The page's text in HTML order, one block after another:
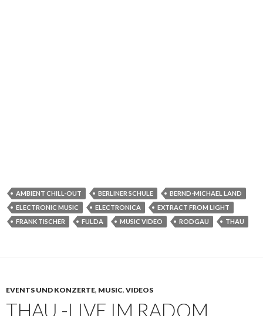
AMBIENT CHILL-OUT BERLINER SCHULE
BERND-MICHAEL LAND
ELECTRONIC MUSIC
ELECTRONICA
EXTRACT FROM LIGHT
FRANK TISCHER
FULDA MUSIC VIDEO RODGAU THAU
EVENTS UND KONZERTE, MUSIC, VIDEOS
THAU -LIVE IM RADOM